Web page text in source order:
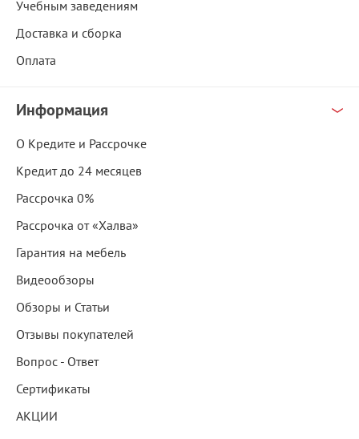
Учебным заведениям
Доставка и сборка
Оплата
Информация
О Кредите и Рассрочке
Кредит до 24 месяцев
Рассрочка 0%
Рассрочка от «Халва»
Гарантия на мебель
Видеообзоры
Обзоры и Статьи
Отзывы покупателей
Вопрос - Ответ
Сертификаты
АКЦИИ